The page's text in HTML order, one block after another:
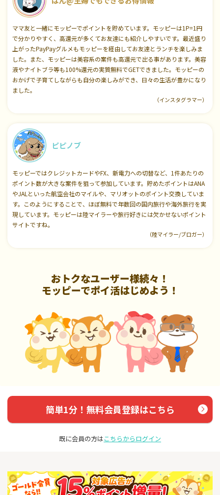
ママ友と一緒にモッピーでポイントを貯めています。モッピーは1P=1円
で分かりやすく、高還元が多くてお友達にも紹介しやすいです。最近盛り
上がったPayPayグルメもモッピーを経由してお友達とランチを楽しみま
した。また、モッピーは美容系の案件も高還元で出る事があります。美容
液やナイトブラ等も100%還元の実質無料でGETできました。モッピーの
おかげで子育てしながらも自分の楽しみができ、日々の生活が豊かになり
ました。
（インスタグラマー）
ピピノブ
モッピーではクレジットカードやFX、新電力への切替など、1件あたりの
ポイント数が大きな案件を狙って参加しています。貯めたポイントはANA
やJALといった航空会社のマイルや、マリオットのポイント交換していま
す。このようにすることで、ほぼ無料で年数回の国内旅行や海外旅行を実
現しています。モッピーは陸マイラーや旅行好きには欠かせないポイント
サイトですね。
（陸マイラー/ブロガー）
おトクなユーザー様続々！
モッピーでポイ活はじめよう！
簡単1分！無料会員登録はこちら
既に会員の方はこちらからログイン